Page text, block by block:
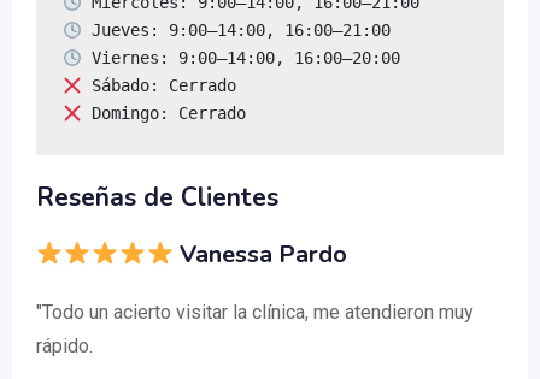
Domingo: Cerrado
Reseñas de Clientes
Vanessa Pardo
"Todo un acierto visitar la clínica, me atendieron muy
rápido.